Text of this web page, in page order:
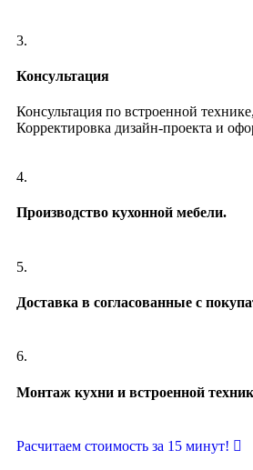
3.
Консультация
Консультация по встроенной
Корректировка дизайн-проекта и
4.
Производство кухонной мебели.
5.
Доставка в согласованные с
6.
Монтаж кухни и встроенной
Расчитаем стоимость за 15 минут!